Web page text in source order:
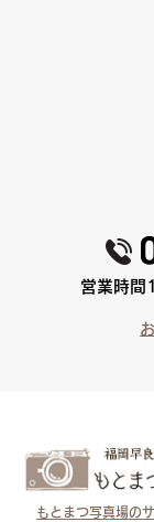
営業時間
もとまつ写真場の